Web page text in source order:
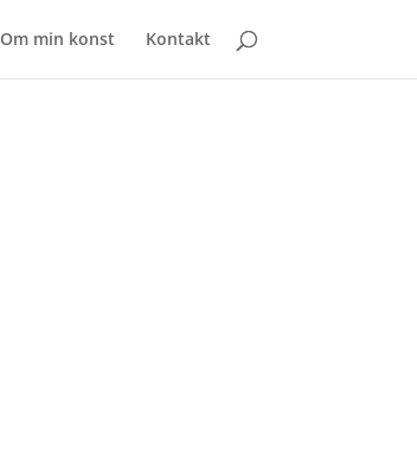
Om min konst Kontakt